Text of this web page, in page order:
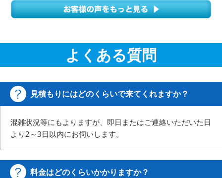
よくある質問
見積もりにはどのくらいで来てくれますか？
混雑状況等にもよりますが、即日またはご連絡いただいた日
より2～3日以内にお伺いします。
料金はどのくらいかかりますか？